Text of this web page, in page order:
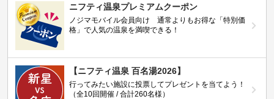
ニフティ温泉プレミアムクーポン
ノジマモバイル会員向け 通常よりもお得な「特別価
格」で人気の温泉を満喫できる！
【ニフティ温泉 百名湯2026】
行ってみたい施設に投票してプレゼントを当てよう！
（全10回開催 / 合計260名様）